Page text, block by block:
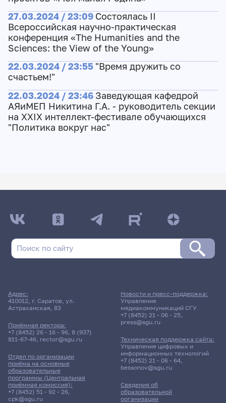
27.03.2024 / 23:09 Состоялась II
Всероссийская научно-практическая
конференция «The Humanities and the
Sciences: the View of the Young»
22.03.2024 / 23:55 "Время дружить со
счастьем!"
22.03.2024 / 23:46 Заведующая кафедрой
АЯиМЕП Никитина Г.А. - руководитель секции
на XXIX интеллект-фестивале обучающихся
"Политика вокруг нас"
Адрес:
410012, г. Саратов, ул.
Астраханская, 83
Приёмная ректора:
+7 (8452) 26 - 16 - 96, 8 (937)
811-67-46, rector@sgu.ru
Отдел по организации
приёма на основные
образовательные
программы (Центральная
приёмная комиссия):
+7 (8452) 51 - 92 - 26,
cpk@sgu.ru
Сведения об
образовательной
организации
Новости и пресс-поддержка:
Управление
медиакоммуникаций СГУ
+7 (8452) 21 - 06 - 25,
press@sgu.ru
Техническая поддержка сайта:
Управление цифровых и
информационных технологий
+7 (8452) 21 - 06 - 64,
bessonov@sgu.ru